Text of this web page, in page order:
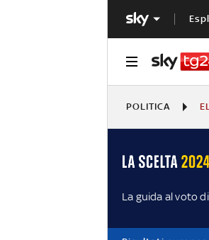
POLITICA
La guida al voto